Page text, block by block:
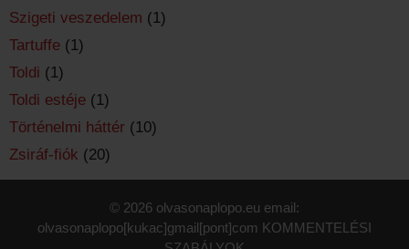
Szigeti veszedelem (1)
Tartuffe (1)
Toldi (1)
Toldi estéje (1)
Történelmi háttér (10)
Zsiráf-fiók (20)
© 2026 olvasonaplopo.eu email:
olvasonaplopo[kukac]gmail[pont]com KOMMENTELÉSI